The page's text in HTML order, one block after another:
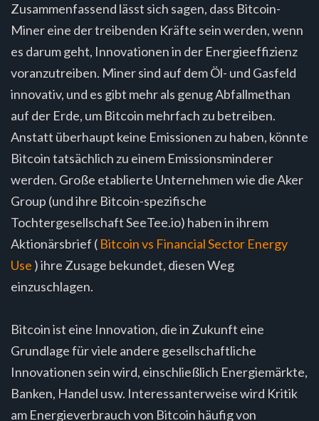
Zusammenfassend lässt sich sagen, dass Bitcoin-
Miner eine der treibenden Kräfte sein werden, wenn
es darum geht, Innovationen in der Energieeffizienz
voranzutreiben. Miner sind auf dem Öl- und Gasfeld
innovativ, und es gibt mehr als genug Abfallmethan
auf der Erde, um Bitcoin mehrfach zu betreiben.
Anstatt überhaupt keine Emissionen zu haben, könnte
Bitcoin tatsächlich zu einem Emissionsminderer
werden. Große etablierte Unternehmen wie die Aker
Group (und ihre Bitcoin-spezifische
Tochtergesellschaft SeeTee.io) haben in ihrem
Aktionärsbrief ( Bitcoin vs Financial Sector Energy
Use ) ihre Zusage bekundet, diesen Weg
einzuschlagen.
Bitcoin ist eine Innovation, die in Zukunft eine
Grundlage für viele andere gesellschaftliche
Innovationen sein wird, einschließlich Energiemärkte,
Banken, Handel usw. Interessanterweise wird Kritik
am Energieverbrauch von Bitcoin häufig von